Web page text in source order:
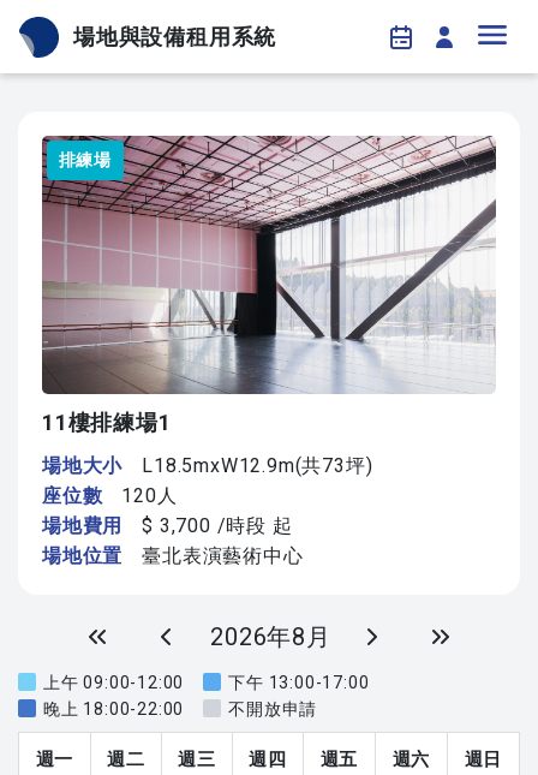
場地與設備租用系統
排練場
11樓排練場1
場地大小
L18.5mxW12.9m(共73坪)
座位數
120人
場地費用
$ 3,700 /時段 起
場地位置
臺北表演藝術中心
2026年8月
上午 09:00-12:00
下午 13:00-17:00
晚上 18:00-22:00
不開放申請
週一 週二 週三 週四 週五 週六 週日